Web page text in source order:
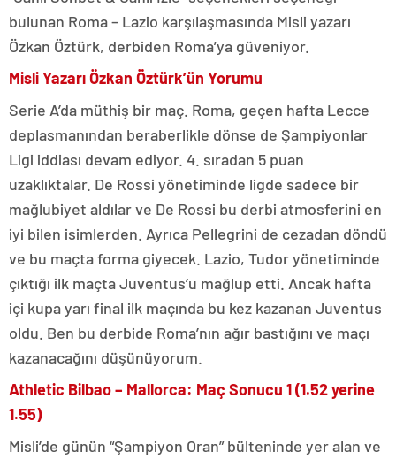
bulunan Roma – Lazio karşılaşmasında Misli yazarı
Özkan Öztürk, derbiden Roma’ya güveniyor.
Misli Yazarı Özkan Öztürk’ün Yorumu
Serie A’da müthiş bir maç. Roma, geçen hafta Lecce
deplasmanından beraberlikle dönse de Şampiyonlar
Ligi iddiası devam ediyor. 4. sıradan 5 puan
uzaklıktalar. De Rossi yönetiminde ligde sadece bir
mağlubiyet aldılar ve De Rossi bu derbi atmosferini en
iyi bilen isimlerden. Ayrıca Pellegrini de cezadan döndü
ve bu maçta forma giyecek. Lazio, Tudor yönetiminde
çıktığı ilk maçta Juventus’u mağlup etti. Ancak hafta
içi kupa yarı final ilk maçında bu kez kazanan Juventus
oldu. Ben bu derbide Roma’nın ağır bastığını ve maçı
kazanacağını düşünüyorum.
Athletic Bilbao – Mallorca: Maç Sonucu 1 (1.52 yerine
1.55)
Misli’de günün “Şampiyon Oran” bülteninde yer alan ve